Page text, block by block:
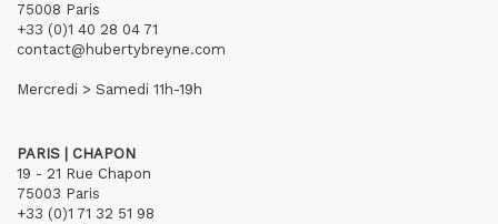
75008 Paris
+33 (0)1 40 28 04 71
contact@hubertybreyne.com
Mercredi > Samedi 11h-19h
PARIS | CHAPON
19 - 21 Rue Chapon
75003 Paris
+33 (0)1 71 32 51 98